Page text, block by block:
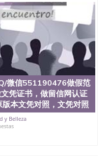
到与时俱进，及时掌握
，资格证，学生卡，结
等相关材料）的版本更
外学历文凭的样版，尺
等等，并在时间收集到
求。 我们的优势： 我
持较高性价比，通过品
诠释什么是高性价比。
Q/微
单、教育部认证,录取通
成绩单文凭、改成绩、
、成绩单、文凭、学历
微信551190476做假范
凭证书，做留信网认证
版本文凭对照，文凭对照
y Belleza